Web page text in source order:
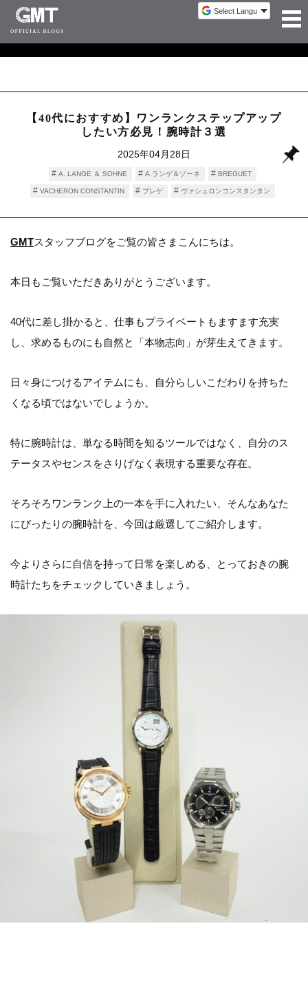
【40代におすすめ】ワンランクステップアップ
したい方必見！腕時計３選
2025年04月28日
A. LANGE ＆ SOHNE A.ランゲ＆ゾーネ BREGUET
VACHERON CONSTANTIN ブレゲ ヴァシュロンコンスタンタン
GMTスタッフブログをご覧の皆さまこんにちは。
本日もご覧いただきありがとうございます。
40代に差し掛かると、仕事もプライベートもますます充実
し、求めるものにも自然と「本物志向」が芽生えてきます。
日々身につけるアイテムにも、自分らしいこだわりを持ちた
くなる頃ではないでしょうか。
特に腕時計は、単なる時間を知るツールではなく、自分のス
テータスやセンスをさりげなく表現する重要な存在。
そろそろワンランク上の一本を手に入れたい、そんなあなた
にぴったりの腕時計を、今回は厳選してご紹介します。
今よりさらに自信を持って日常を楽しめる、とっておきの腕
時計たちをチェックしていきましょう。